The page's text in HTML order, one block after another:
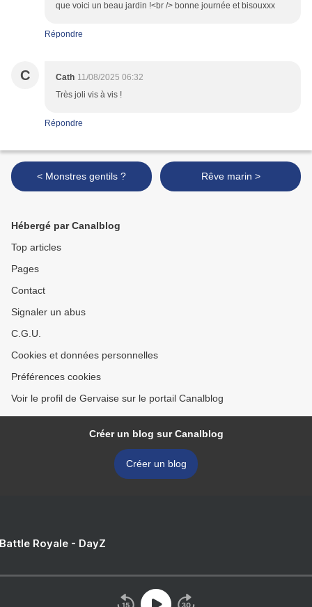
que voici un beau jardin !<br /> bonne journée et bisouxxx
Répondre
C Cath 11/08/2025 06:32
Très joli vis à vis !
Répondre
< Monstres gentils ? Rêve marin >
Hébergé par Canalblog
Top articles
Pages
Contact
Signaler un abus
C.G.U.
Cookies et données personnelles
Préférences cookies
Voir le profil de Gervaise sur le portail Canalblog
Créer un blog sur Canalblog
Créer un blog
Royale - DayZ